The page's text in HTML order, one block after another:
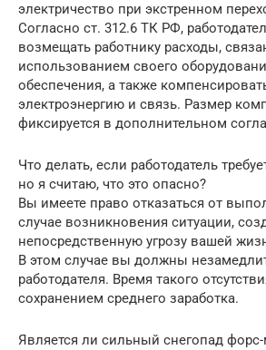
электричество при экстренном
Согласно ст. 312.6 ТК РФ,
возмещать работнику расходы,
использованием своего
обеспечения, а также
электроэнергию и связь. Размер
фиксируется в дополнительном
Что делать, если работодатель
но я считаю, что это опасно?
Вы имеете право отказаться от
случае возникновения ситуации,
непосредственную угрозу вашей
В этом случае вы должны
работодателя. Время такого
сохранением среднего заработка.
Является ли сильный снегопад